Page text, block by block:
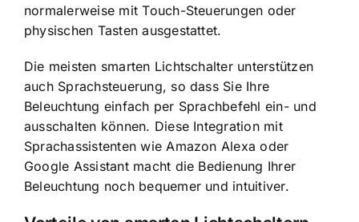
normalerweise mit Touch-Steuerungen oder
physischen Tasten ausgestattet.
Die meisten smarten Lichtschalter unterstützen
auch Sprachsteuerung, so dass Sie Ihre
Beleuchtung einfach per Sprachbefehl ein- und
ausschalten können. Diese Integration mit
Sprachassistenten wie Amazon Alexa oder
Google Assistant macht die Bedienung Ihrer
Beleuchtung noch bequemer und intuitiver.